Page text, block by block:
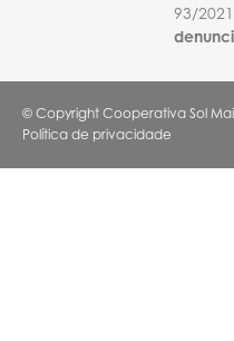
93/2021
© Copyright Cooperativa Sol
Política de privacidade